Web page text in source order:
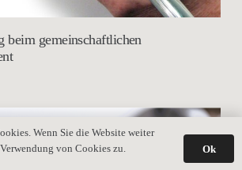
beim gemeinschaftlichen
Wenn Sie die Website weiter
von Cookies zu.
Ok